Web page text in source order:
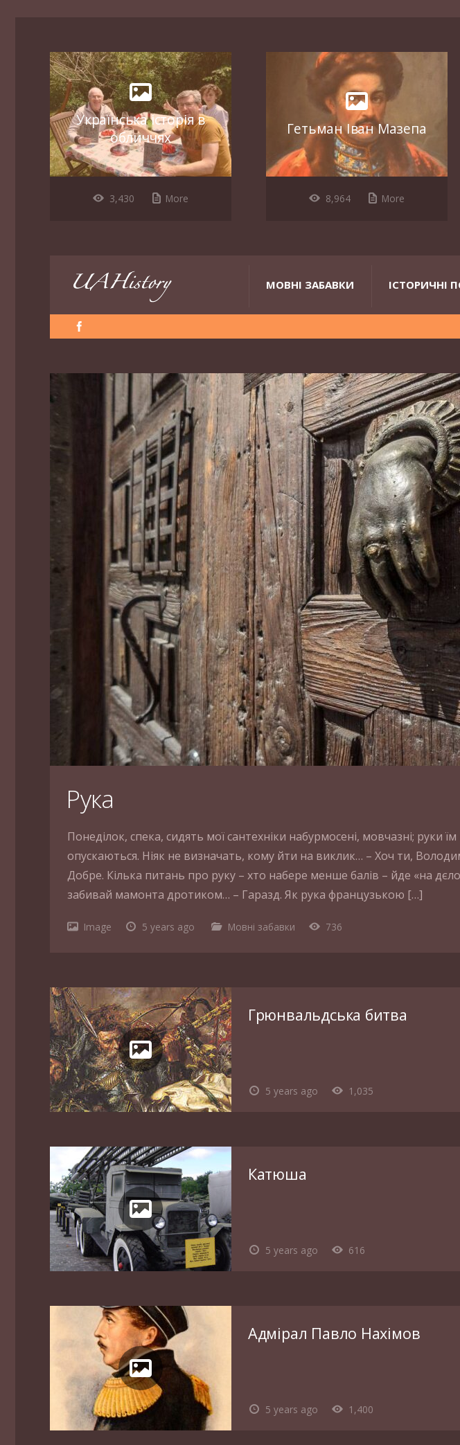
Українська історія в
обличчях
3,430 More
Гетьман Іван Мазепа
8,964 More
МОВНІ ЗАБАВКИ ІСТОРИЧНІ
Рука
Понеділок, спека, сидять мої сантехніки набурмосені, мовчазні; руки
опускаються. Ніяк не визначать, кому йти на виклик… – Хоч ти,
Добре. Кілька питань про руку – хто набере менше балів – йде «на
забивай мамонта дротиком… – Гаразд. Як рука французькою […]
Image 5 years ago Мовні забавки 736
5 years ago 1,035
Грюнвальдська битва
5 years ago 616
Катюша
5 years ago 1,400
Адмірал Павло Нахімов